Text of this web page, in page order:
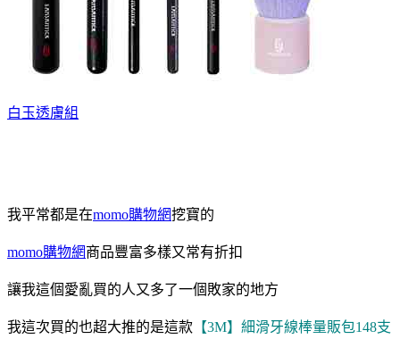
白玉透膚組
我平常都是在momo購物網挖寶的
momo購物網商品豐富多樣又常有折扣
讓我這個愛亂買的人又多了一個敗家的地方
我這次買的也超大推的是這款 【3M】細滑牙線棒量販包148支